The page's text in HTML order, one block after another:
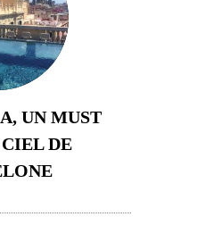
UN MUST
DE